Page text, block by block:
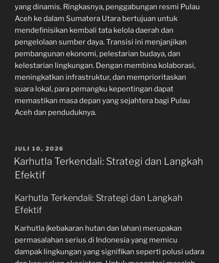
yang dinamis. Ringkasnya, penggabungan resmi Pulau
Aceh ke dalam Sumatera Utara bertujuan untuk
mendefinisikan kembali tata kelola daerah dan
pengelolaan sumber daya. Transisi ini menjanjikan
pembangunan ekonomi, pelestarian budaya, dan
kelestarian lingkungan. Dengan membina kolaborasi,
meningkatkan infrastruktur, dan memprioritaskan
suara lokal, para pemangku kepentingan dapat
memastikan masa depan yang sejahtera bagi Pulau
Aceh dan penduduknya.
POSTED
ON
JULI 10, 2026
Karhutla Terkendali: Strategi dan Langkah
Efektif
Karhutla Terkendali: Strategi dan Langkah
Efektif
Karhutla (kebakaran hutan dan lahan) merupakan
permasalahan serius di Indonesia yang memicu
dampak lingkungan yang signifikan seperti polusi udara